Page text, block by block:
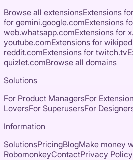
Browse all extensionsExtensions
for gemini.google.comExtensions
web.whatsapp.comExtensions for
youtube.comExtensions for
reddit.comExtensions for twitch.tv
quizlet.comBrowse all domains
Solutions
For Product ManagersFor
LoversFor SuperusersFor
Information
SolutionsPricingBlogMake money
RobomonkeyContactPrivacy Policy